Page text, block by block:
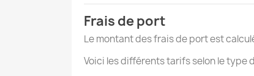
Frais de port
Le montant des frais de port est
Voici les différents tarifs selon le type